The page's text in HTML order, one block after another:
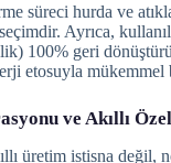
süreci hurda ve
Ayrıca,
100% geri
etosuyla
ve Akıllı
üretim istisna değil,